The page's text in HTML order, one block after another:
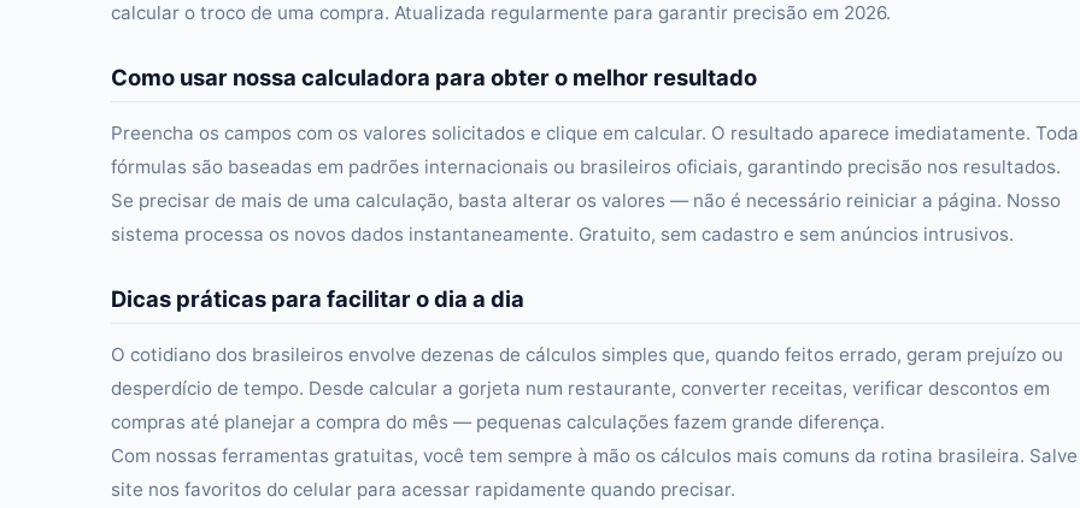
calcular o troco de uma compra. Atualizada regularmente para garantir precisão em 2026.
Como usar nossa calculadora para obter o melhor resultado
Preencha os campos com os valores solicitados e clique em calcular. O resultado aparece imediatamente.
fórmulas são baseadas em padrões internacionais ou brasileiros oficiais, garantindo precisão nos resultados.
Se precisar de mais de uma calculação, basta alterar os valores — não é necessário reiniciar a página. Nosso
sistema processa os novos dados instantaneamente. Gratuito, sem cadastro e sem anúncios intrusivos.
Dicas práticas para facilitar o dia a dia
O cotidiano dos brasileiros envolve dezenas de cálculos simples que, quando feitos errado, geram prejuízo ou
desperdício de tempo. Desde calcular a gorjeta num restaurante, converter receitas, verificar descontos em
compras até planejar a compra do mês — pequenas calculações fazem grande diferença.
Com nossas ferramentas gratuitas, você tem sempre à mão os cálculos mais comuns da rotina brasileira.
site nos favoritos do celular para acessar rapidamente quando precisar.